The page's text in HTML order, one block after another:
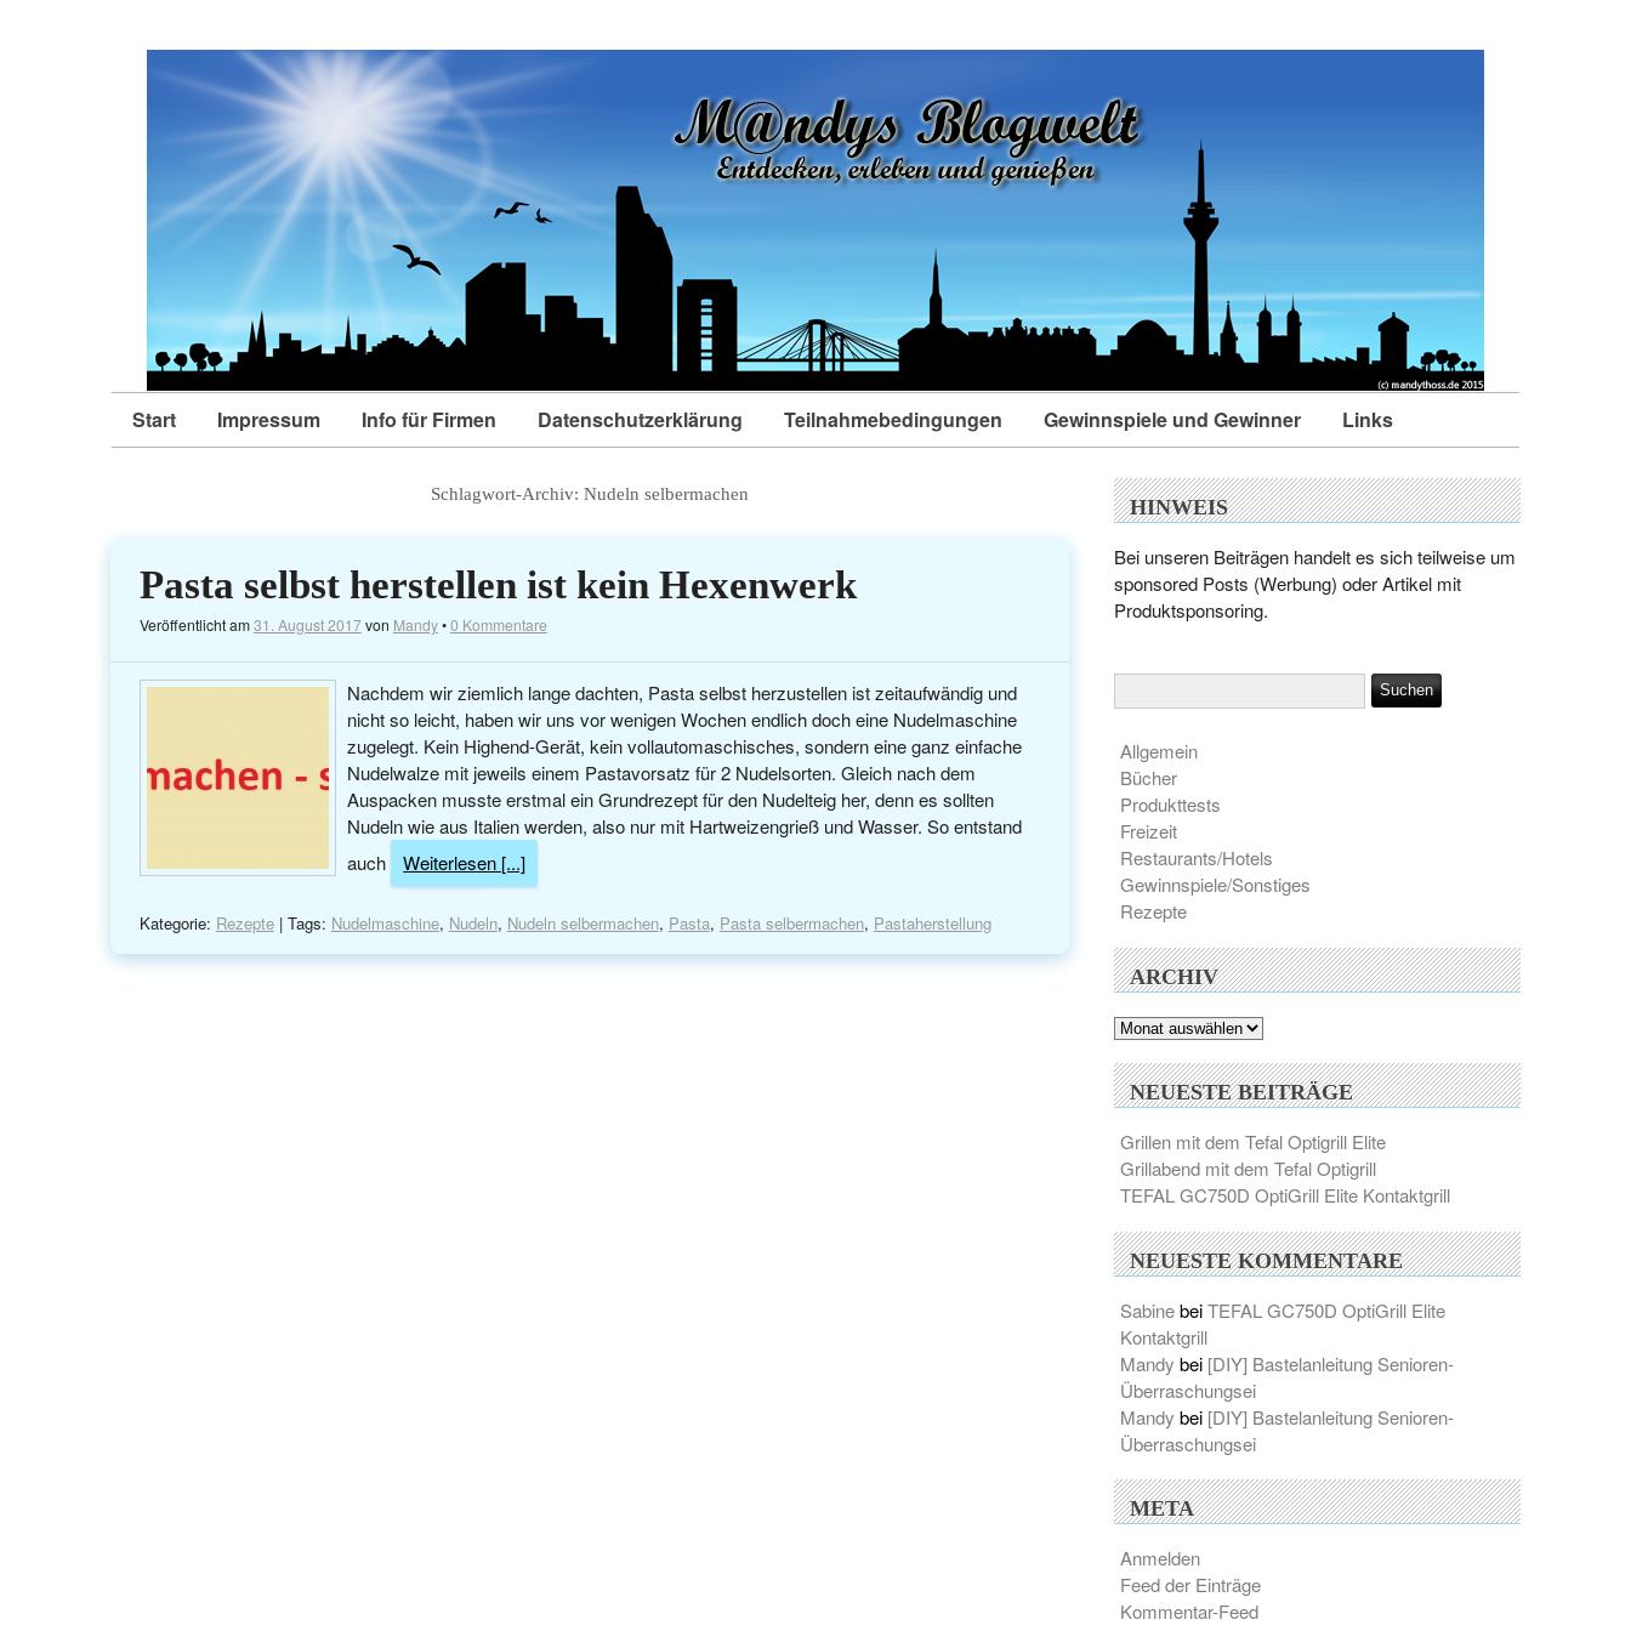
Start Impressum Info für Firmen Datenschutzerklärung Teilnahmebedingungen Gewinnspiele und Gewinner Links
Schlagwort-Archiv:Nudeln selbermachen
Pasta selbst herstellen ist kein Hexenwerk
Veröffentlicht am31. August 2017von Mandy•0 Kommentare
Nachdem wir ziemlich lange dachten, Pasta selbst herzustellen ist zeitaufwändig und
nicht so leicht, haben wir uns vor wenigen Wochen endlich doch eine Nudelmaschine
zugelegt. Kein Highend-Gerät, kein vollautomaschisches, sondern eine ganz einfache
Nudelwalze mit jeweils einem Pastavorsatz für 2 Nudelsorten. Gleich nach dem
Auspacken musste erstmal ein Grundrezept für den Nudelteig her, denn es sollten
Nudeln wie aus Italien werden, also nur mit Hartweizengrieß und Wasser. So entstand
auch
Weiterlesen [...]
Kategorie: Rezepte| Tags: Nudelmaschine, Nudeln, Nudeln selbermachen, Pasta, Pasta selbermachen, Pastaherstellung
HINWEIS
Bei unseren Beiträgen handelt es sich teilweise um
sponsored Posts (Werbung) oder Artikel mit
Produktsponsoring.
Allgemein
Bücher
Produkttests
Freizeit
Restaurants/Hotels
Gewinnspiele/Sonstiges
Rezepte
ARCHIV
Archiv
NEUESTE BEITRÄGE
Grillen mit dem Tefal Optigrill Elite
Grillabend mit dem Tefal Optigrill
TEFAL GC750D OptiGrill Elite Kontaktgrill
NEUESTE KOMMENTARE
SabinebeiTEFAL GC750D OptiGrill Elite
Kontaktgrill
Mandy bei [DIY] Bastelanleitung Senioren-
Überraschungsei
Mandy bei [DIY] Bastelanleitung Senioren-
Überraschungsei
META
Anmelden
Feed der Einträge
Kommentar-Feed